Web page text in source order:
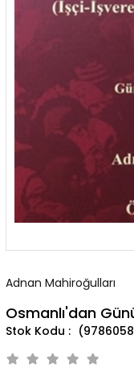
Adnan Mahiroğulları
Osmanlı'dan